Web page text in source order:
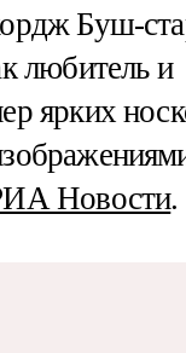
Буш-
любитель и
ярких
Новости.